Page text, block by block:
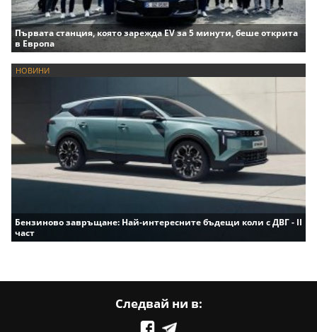
Първата станция, която зарежда EV за 5 минути, беше открита
в Европа
НОВИНИ
Бензиново завръщане: Най-интересните бъдещи коли с ДВГ - II
част
Следвай ни в: